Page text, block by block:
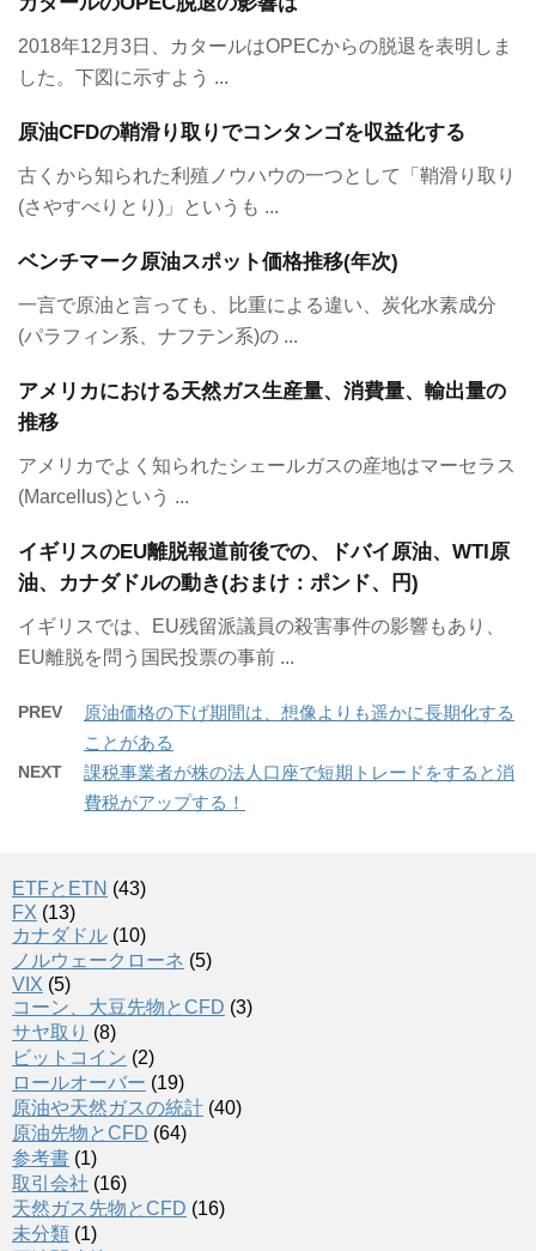
2018年12月3日、カタールはOPECからの脱退を表明しま
した。下図に示すよう ...
原油CFDの鞘滑り取りでコンタンゴを収益化する
古くから知られた利殖ノウハウの一つとして「鞘滑り取り
(さやすべりとり)」というも ...
ベンチマーク原油スポット価格推移(年次)
一言で原油と言っても、比重による違い、炭化水素成分
(パラフィン系、ナフテン系)の ...
アメリカにおける天然ガス生産量、消費量、輸出量の
推移
アメリカでよく知られたシェールガスの産地はマーセラス
(Marcellus)という ...
イギリスのEU離脱報道前後での、ドバイ原油、WTI原
油、カナダドルの動き(おまけ：ポンド、円)
イギリスでは、EU残留派議員の殺害事件の影響もあり、
EU離脱を問う国民投票の事前 ...
PREV
原油価格の下げ期間は、想像よりも遥かに長期化する
ことがある
NEXT
課税事業者が株の法人口座で短期トレードをすると消
費税がアップする！
ETFとETN (43)
FX (13)
カナダドル (10)
ノルウェークローネ (5)
VIX (5)
コーン、大豆先物とCFD (3)
サヤ取り (8)
ビットコイン (2)
ロールオーバー (19)
原油や天然ガスの統計 (40)
原油先物とCFD (64)
参考書 (1)
取引会社 (16)
天然ガス先物とCFD (16)
未分類 (1)